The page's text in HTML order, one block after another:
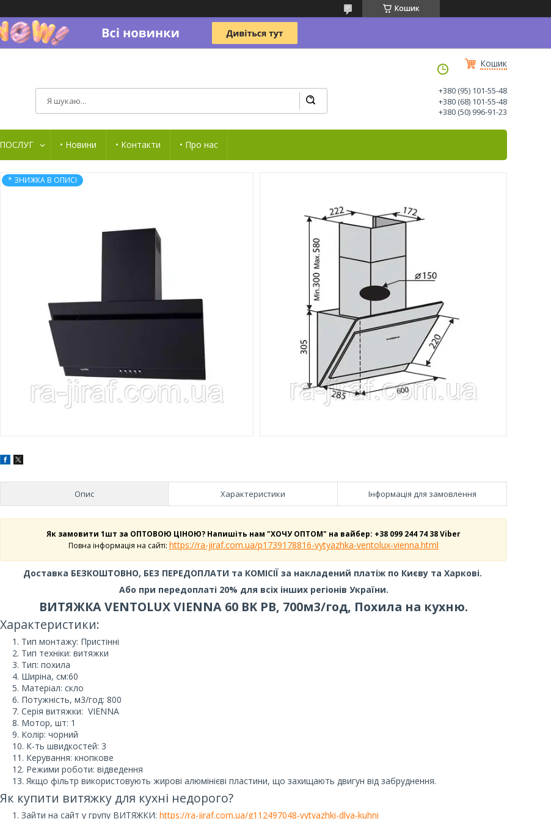
Кошик
Кошик
+380 (95) 101-55-48
+380 (68) 101-55-48
+380 (50) 996-91-23
• Новини • Контакти • Про нас
* ЗНИЖКА В ОПИСІ
Опис Характеристики Інформація для замовлення
Як замовити 1шт за ОПТОВОЮ ЦІНОЮ? Напишіть нам "ХОЧУ ОПТОМ" на вайбер: +38 099 244 74 38 Viber
Повна інформація на сайті: https://ra-jiraf.com.ua/p1739178816-vytyazhka-ventolux-vienna.html
Доставка БЕЗКОШТОВНО, БЕЗ ПЕРЕДОПЛАТИ та КОМІСІЇ за накладений платіж по Києву та Харкові.
Або при передоплаті 20% для всіх інших регіонів України.
ВИТЯЖКА VENTOLUX VIENNA 60 BK PB, 700м3/год, Похила на кухню.
Характеристики:
Тип монтажу: Пристінні
Тип техніки: витяжки
Тип: похила
Ширіна, см:60
Матеріал: скло
Потужність, м3/год: 800
Серія витяжки: VIENNA
Мотор, шт: 1
Колір: чорний
К-ть швидкостей: 3
Керування: кнопкове
Режими роботи: відведення
Якщо фільтр використовують жирові алюмінієві пластини, що захищають двигун від забруднення.
Як купити витяжку для кухні недорого?
Зайти на сайт у групу ВИТЯЖКИ: https://ra-jiraf.com.ua/g112497048-vytyazhki-dlya-kuhni